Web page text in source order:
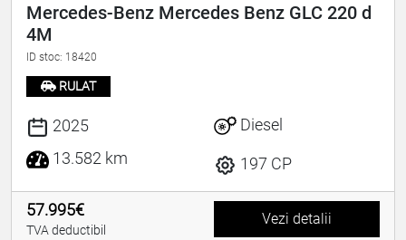
Mercedes-Benz Mercedes Benz GLC 220 d
4M
ID stoc: 18420
RULAT
2025
13.582 km
Diesel
197 CP
57.995€
TVA deductibil
Vezi detalii